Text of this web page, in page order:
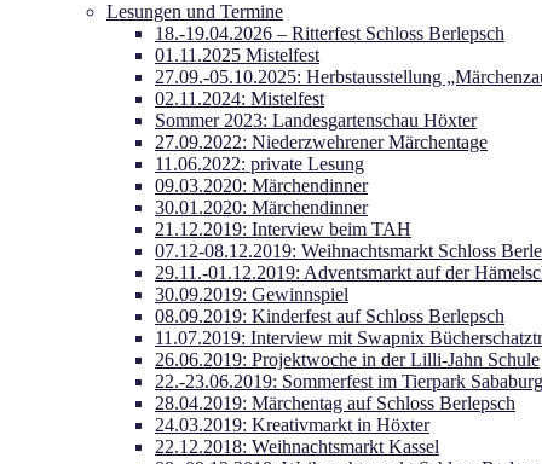
Lesungen und Termine
18.-19.04.2026 – Ritterfest Schloss Berlepsch
01.11.2025 Mistelfest
27.09.-05.10.2025: Herbstausstellung
02.11.2024: Mistelfest
Sommer 2023: Landesgartenschau Höxter
27.09.2022: Niederzwehrener Märchentage
11.06.2022: private Lesung
09.03.2020: Märchendinner
30.01.2020: Märchendinner
21.12.2019: Interview beim TAH
07.12-08.12.2019: Weihnachtsmarkt Schloss
29.11.-01.12.2019: Adventsmarkt auf der
30.09.2019: Gewinnspiel
08.09.2019: Kinderfest auf Schloss Berlepsch
11.07.2019: Interview mit Swapnix
26.06.2019: Projektwoche in der Lilli-Jahn Schule
22.-23.06.2019: Sommerfest im Tierpark Sababurg
28.04.2019: Märchentag auf Schloss Berlepsch
24.03.2019: Kreativmarkt in Höxter
22.12.2018: Weihnachtsmarkt Kassel